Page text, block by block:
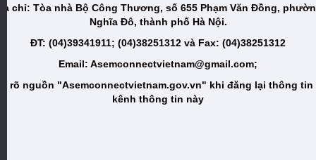
chỉ: Tòa nhà Bộ Công Thương, số 655 Phạm Văn Đồng,
Nghĩa Đô, thành phố Hà Nội.
ĐT: (04)39341911; (04)38251312 và Fax: (04)38251312
Email: Asemconnectvietnam@gmail.com;
rõ nguồn "Asemconnectvietnam.gov.vn" khi đăng lại thông tin
kênh thông tin này